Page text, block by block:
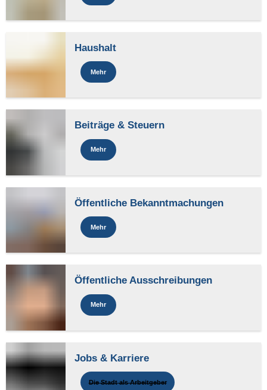
Haushalt
Mehr
Beiträge & Steuern
Mehr
Öffentliche Bekanntmachungen
Mehr
Öffentliche Ausschreibungen
Mehr
Jobs & Karriere
Die Stadt als Arbeitgeber